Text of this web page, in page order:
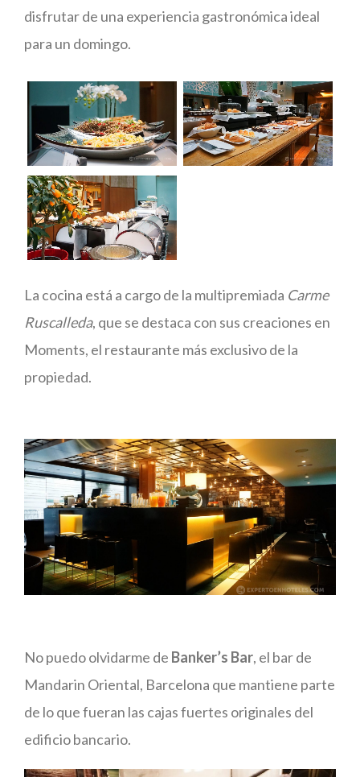
disfrutar de una experiencia gastronómica ideal
para un domingo.
La cocina está a cargo de la multipremiada Carme
Ruscalleda, que se destaca con sus creaciones en
Moments, el restaurante más exclusivo de la
propiedad.
No puedo olvidarme de Banker’s Bar, el bar de
Mandarin Oriental, Barcelona que mantiene parte
de lo que fueran las cajas fuertes originales del
edificio bancario.